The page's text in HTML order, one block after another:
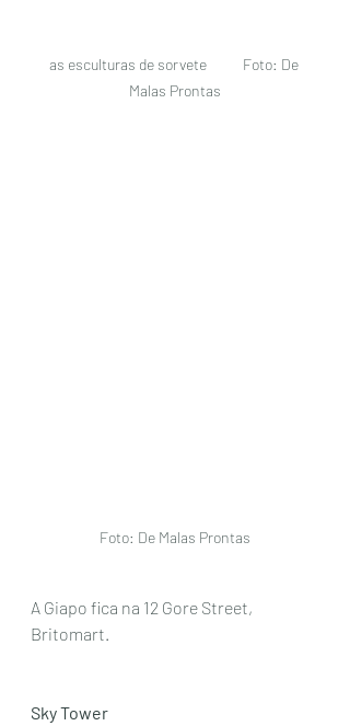
as esculturas de sorvete           Foto: De
Malas Prontas
Foto: De Malas Prontas
A Giapo fica na 12 Gore Street,
Britomart.
Sky Tower